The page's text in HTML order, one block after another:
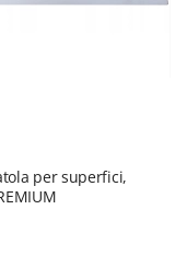
per superfici,